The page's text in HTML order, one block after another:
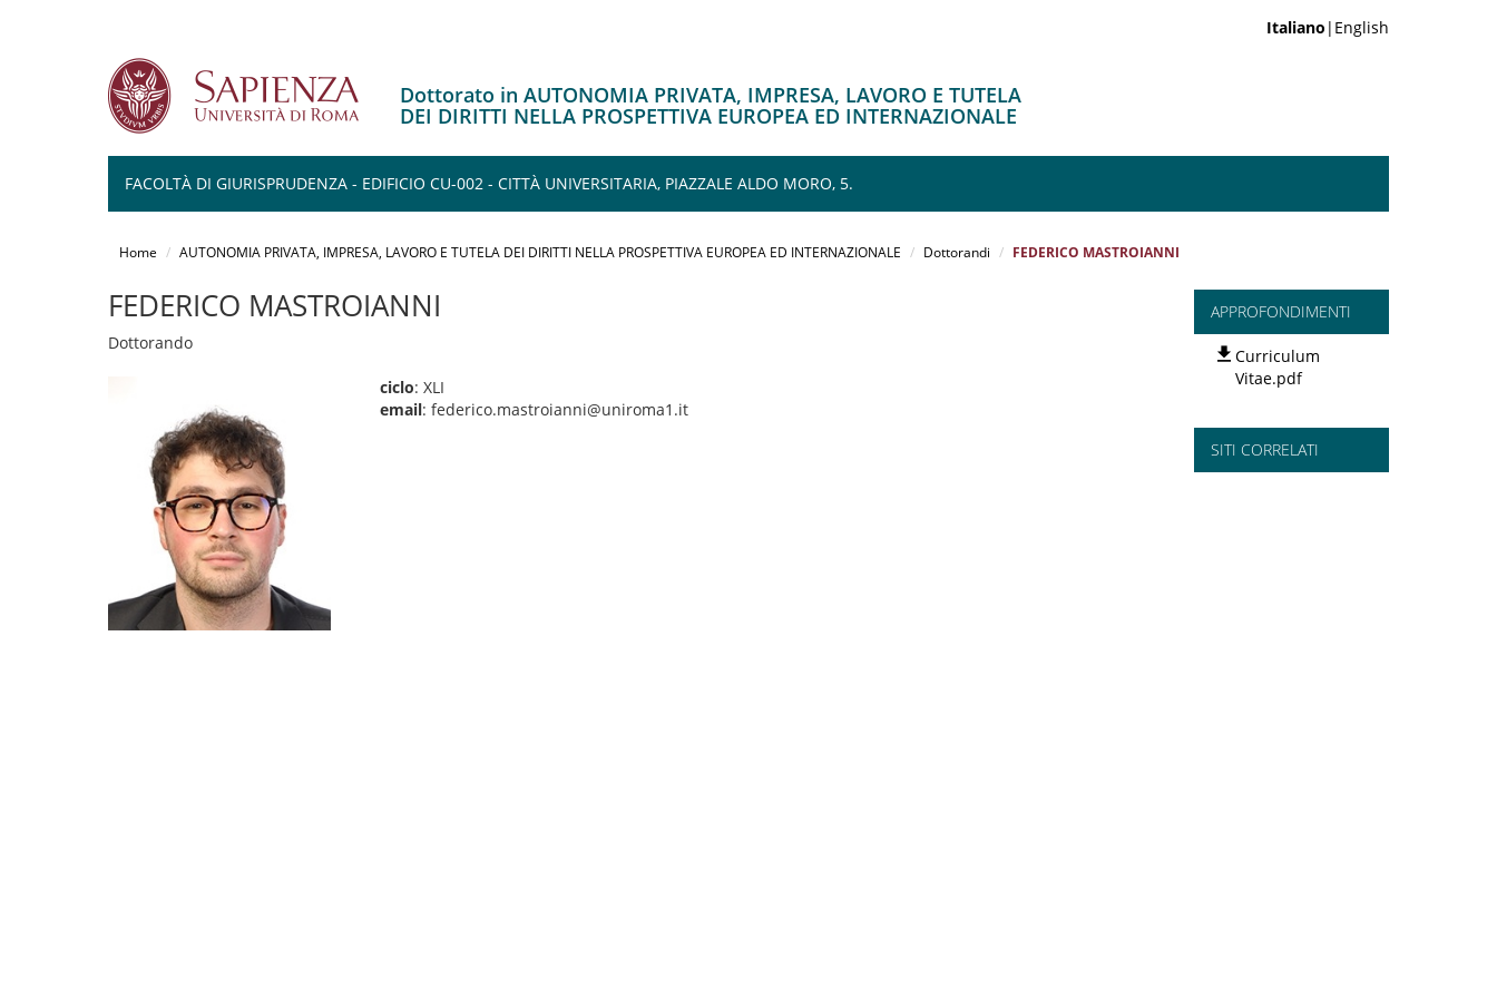
Italiano |English
Dottorato in AUTONOMIA PRIVATA, IMPRESA, LAVORO E TUTELA
DEI DIRITTI NELLA PROSPETTIVA EUROPEA ED INTERNAZIONALE
FACOLTÀ DI GIURISPRUDENZA - EDIFICIO CU-002 - CITTÀ UNIVERSITARIA, PIAZZALE ALDO MORO, 5.
Home AUTONOMIA PRIVATA, IMPRESA, LAVORO E TUTELA DEI DIRITTI NELLA PROSPETTIVA EUROPEA ED INTERNAZIONALE Dottorandi FEDERICO MASTROIANNI
FEDERICO MASTROIANNI
Dottorando
ciclo: XLI
email: federico.mastroianni@uniroma1.it
APPROFONDIMENTI
Curriculum
Vitae.pdf
SITI CORRELATI